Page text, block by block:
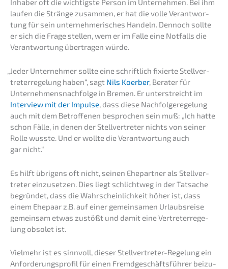
Inhaber oft die wichtigs­te Person im Unter­neh­men. Bei ihm
laufen die Strän­ge zusam­men, er hat die volle Verant­wor­
tung für sein unter­neh­me­ri­sches Handeln. Dennoch sollte
er sich die Frage stellen, wem er im Falle eine Notfalls die
Verant­wor­tung übertra­gen würde.
„Jeder Unter­neh­mer sollte eine schrift­lich fixier­te Stell­ver­
tre­ter­re­ge­lung haben“, sagt Nils Koerber, Berater für
Unternehmens­nachfolge in Bremen. Er unter­streicht im
Inter­view mit der Impul­se, dass diese Nachfol­ge­re­ge­lung
auch mit dem Betrof­fe­nen bespro­chen sein muß: „Ich hatte
schon Fälle, in denen der Stell­ver­tre­ter nichts von seiner
Rolle wusste. Und er wollte die Verant­wor­tung auch
gar nicht.“
Es hilft übrigens oft nicht, seinen Ehepart­ner als Stell­ver­
tre­ter einzu­set­zen. Dies liegt schlicht­weg in der Tatsa­che
begrün­det, dass die Wahrschein­lich­keit höher ist, dass
einem Ehepaar z.B. auf einer gemein­sa­men Urlaubs­rei­se
gemein­sam etwas zustößt und damit eine Vertre­ter­re­ge­
lung obsolet ist.
Vielmehr ist es sinnvoll, dieser Stell­ver­tre­ter-Regelung ein
Anfor­de­rungs­pro­fil für einen Fremd­ge­schäfts­füh­rer beizu­